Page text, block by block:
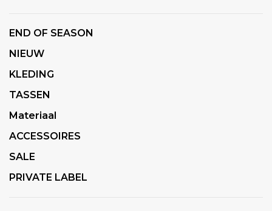
END OF SEASON
NIEUW
KLEDING
TASSEN
Materiaal
ACCESSOIRES
SALE
PRIVATE LABEL